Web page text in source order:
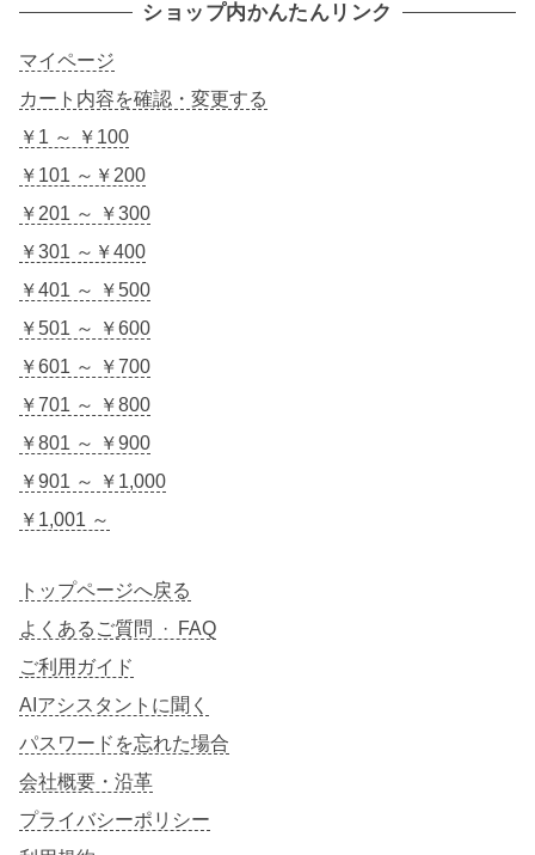
ショップ内かんたんリンク
マイページ
カート内容を確認・変更する
￥1 ～ ￥100
￥101 ～￥200
￥201 ～ ￥300
￥301 ～￥400
￥401 ～ ￥500
￥501 ～ ￥600
￥601 ～ ￥700
￥701 ～ ￥800
￥801 ～ ￥900
￥901 ～ ￥1,000
￥1,001 ～
トップページへ戻る
よくあるご質問 · FAQ
ご利用ガイド
AIアシスタントに聞く
パスワードを忘れた場合
会社概要・沿革
プライバシーポリシー